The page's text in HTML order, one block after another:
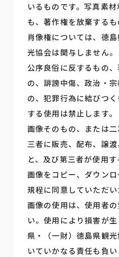
いるものです。写真素
も、著作権を放棄するも
肖像権については、徳
光協会は関与しません。
公序良俗に反するもの
の、誹謗中傷、政治・
の、犯罪行為に結びつ
する使用は禁止します。
画像そのもの、または
三者に販売、配布、譲
と、及び第三者が使用す
画像をコピー、ダウン
規程に同意していただい
画像の使用は、使用者
い。使用により損害が
県・（一財）徳島県観
いていかなる責任も負い